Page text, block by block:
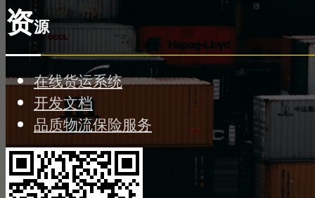
资源
在线货运系统
开发文档
品质物流保险服务